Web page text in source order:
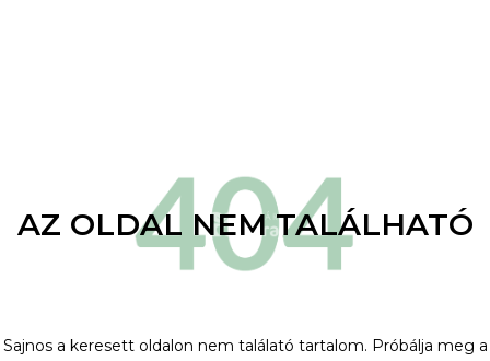
AZ OLDAL NEM TALÁLHATÓ
Sajnos a keresett oldalon nem találató tartalom. Próbálja meg a